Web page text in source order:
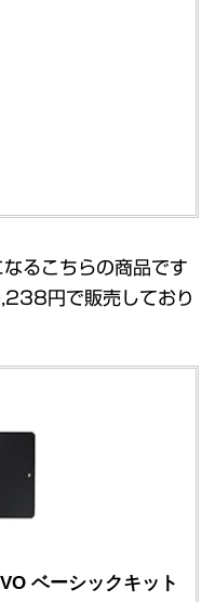
るこちらの商品です
円で販売しており
ベーシックキット